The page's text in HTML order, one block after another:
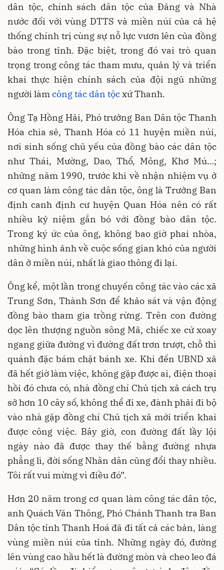
dân tộc, chính sách dân tộc của Đảng và Nhà
nước đối với vùng DTTS và miền núi của cả hệ
thống chính trị cùng sự nỗ lực vươn lên của đồng
bào trong tỉnh. Đặc biệt, trong đó vai trò quan
trọng trong công tác tham mưu, quản lý và triển
khai thực hiện chính sách của đội ngũ những
người làmcông tác dân tộcxứ Thanh.
Ông Tạ Hồng Hải, Phó trưởng Ban Dân tộc Thanh
Hóa chia sẻ, Thanh Hóa có 11 huyện miền núi,
nơi sinh sống chủ yếu của đồng bào các dân tộc
như Thái, Mường, Dao, Thổ, Mông, Khơ Mú…;
những năm 1990, trước khi về nhận nhiệm vụ ở
cơ quan làm công tác dân tộc, ông là Trưởng Ban
định canh định cư huyện Quan Hóa nên có rất
nhiều kỷ niệm gắn bó với đồng bào dân tộc.
Trong ký ức của ông, không bao giờ phai nhòa,
những hình ảnh về cuộc sống gian khó của người
dân ở miền núi, nhất là giao thông đi lại.
Ông kể, một lần trong chuyến công tác vào các xã
Trung Sơn, Thành Sơn để khảo sát và vận động
đồng bào tham gia trồng rừng. Trên con đường
dọc lên thượng nguồn sông Mã, chiếc xe cứ xoay
ngang giữa đường vì đường đất trơn trượt, chỗ thì
quánh đặc bám chặt bánh xe. Khi đến UBND xã
đã hết giờ làm việc, không gặp được ai, điện thoại
hồi đó chưa có, nhà đồng chí Chủ tịch xã cách trụ
sở hơn 10 cây số, không thể đi xe, đành phải đi bộ
vào nhà gặp đồng chí Chủ tịch xã mới triển khai
được công việc. Bây giờ, con đường đất lầy lội
ngày nào đã được thay thế bằng đường nhựa
phẳng lì, đời sống Nhân dân cũng đổi thay nhiều.
Tôi rất vui mừng vì điều đó”.
Hơn 20 năm trong cơ quan làm công tác dân tộc,
anh Quách Văn Thông, Phó Chánh Thanh tra Ban
Dân tộc tỉnh Thanh Hoá đã đi tất cả các bản, làng
vùng miền núi của tỉnh. Những ngày đó, đường
lên vùng cao hầu hết là đường mòn và cheo leo đá